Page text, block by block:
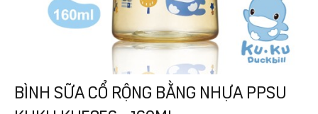
BÌNH SỮA CỔ RỘNG BẰNG NHỰA PPSU